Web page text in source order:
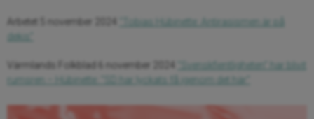
Arbetet 5 november 2024
“Tobias Hübinette: Antirasismen är på
dekis”
Värmlands Folkblad 6 november 2024
”Svenskfientligheten” har blivit
rumsren – Hübinette: ”SD har lyckats få igenom det här”